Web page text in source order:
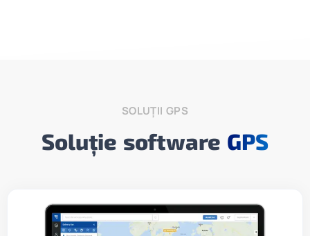
SOLUȚII GPS
Soluție software GPS